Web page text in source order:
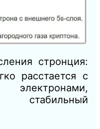
стронция:
расстается с